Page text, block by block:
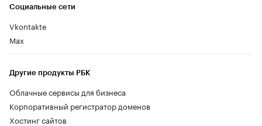
Социальные сети
Vkontakte
Max
Другие продукты РБК
Облачные сервисы для бизнеса
Корпоративный регистратор доменов
Хостинг сайтов